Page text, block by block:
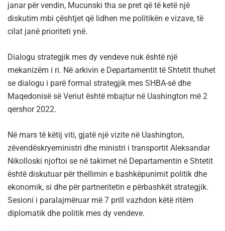
janar për vendin, Mucunski tha se pret që të ketë një
diskutim mbi çështjet që lidhen me politikën e vizave, të
cilat janë prioriteti ynë.
Dialogu strategjik mes dy vendeve nuk është një
mekanizëm i ri. Në arkivin e Departamentit të Shtetit thuhet
se dialogu i parë formal strategjik mes SHBA-së dhe
Maqedonisë së Veriut është mbajtur në Uashington më 2
qershor 2022.
Në mars të këtij viti, gjatë një vizite në Uashington,
zëvendëskryeministri dhe ministri i transportit Aleksandar
Nikolloski njoftoi se në takimet në Departamentin e Shtetit
është diskutuar për thellimin e bashkëpunimit politik dhe
ekonomik, si dhe për partneritetin e përbashkët strategjik.
Sesioni i paralajmëruar më 7 prill vazhdon këtë ritëm
diplomatik dhe politik mes dy vendeve.